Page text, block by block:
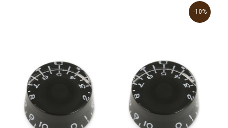
-10%